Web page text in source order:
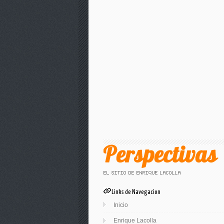
Links de Navegacion
Inicio
Enrique Lacolla